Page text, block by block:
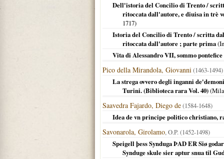
Dell'istoria del Concilio di Trento /
ritoccata dall'autore, e diuisa in trè
1717)
Istoria del Concilio di Trento / scritta
ritoccata dall'autore ; parte prima(
Vita di Alessandro VII, sommo
Pico della Mirandola, Giovanni(1463-1494)
La strega ovvero degli inganni
Turini. (Biblioteca rara Vol. 40)(
Saavedra Fajardo, Diego de(1584-1648)
Idea de vn principe politico christiano,
Savonarola, Girolamo, O.P. (1452-1498)
Speigell þess Synduga ÞAD ER Siø
Synduge skule sier aptur snua til